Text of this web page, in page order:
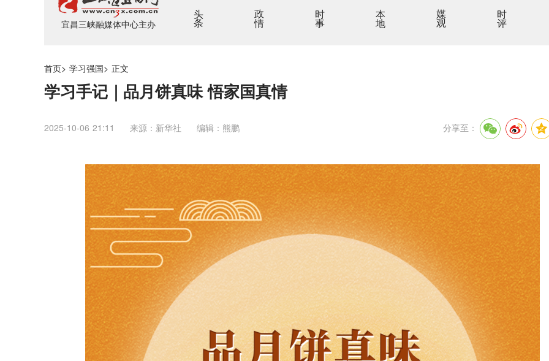
宜昌三峡融媒体中心主办
头条 政情 时事 本地 媒观 时评
首页> 学习强国> 正文
学习手记｜品月饼真味 悟家国真情
2025-10-06 21:11 来源：新华社 编辑：熊鹏 分享至：